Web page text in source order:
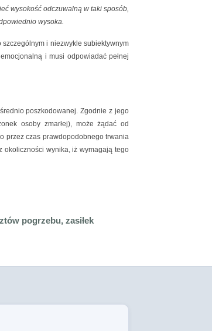
wysokość odczuwalną w taki sposób,
wysoka.
i niezwykle subiektywnym
i musi odpowiadać pełnej
poszkodowanej. Zgodnie z jego
osoby zmarłej), może żądać od
przez czas prawdopodobnego trwania
okoliczności wynika, iż wymagają tego
pogrzebu, zasiłek